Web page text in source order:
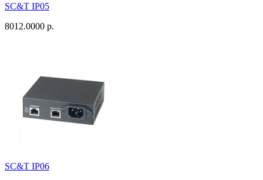
SC&T IP05
8012.0000 р.
SC&T IP06